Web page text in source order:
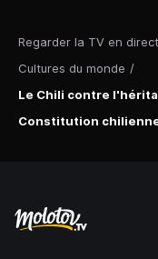
Regarder la TV en direct
Cultures du monde /
Le Chili contre
Constitution